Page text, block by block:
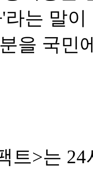
는 말
을 국민
트>는